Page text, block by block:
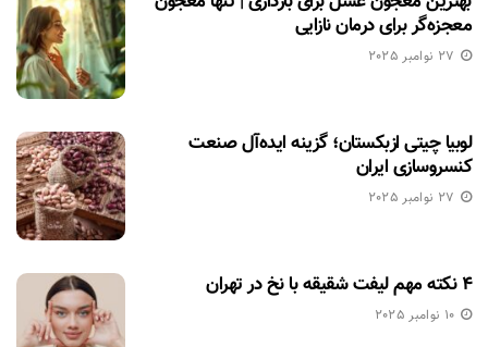
معجزه‌گر برای درمان نازایی
27 نوامبر 2025
لوبیا چیتی ازبکستان؛ گزینه ایده‌آل صنعت
کنسروسازی ایران
27 نوامبر 2025
۴ نکته مهم لیفت شقیقه با نخ در تهران
10 نوامبر 2025